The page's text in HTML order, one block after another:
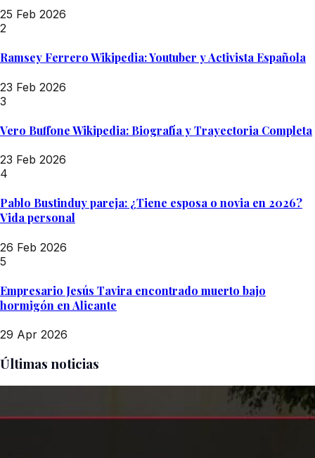
25 Feb 2026
2
Ramsey Ferrero Wikipedia: Youtuber y Activista Española
23 Feb 2026
3
Vero Buffone Wikipedia: Biografía y Trayectoria Completa
23 Feb 2026
4
Pablo Bustinduy pareja: ¿Tiene esposa o novia en 2026?
Vida personal
26 Feb 2026
5
Empresario Jesús Tavira encontrado muerto bajo
hormigón en Alicante
29 Apr 2026
Últimas noticias